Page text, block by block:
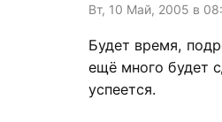
Вт, 10 Май, 2005 в
Будет время,
ещё много будет
успеется.